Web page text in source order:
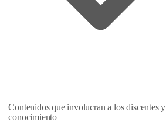
Contenidos que involucran a los discentes
conocimiento